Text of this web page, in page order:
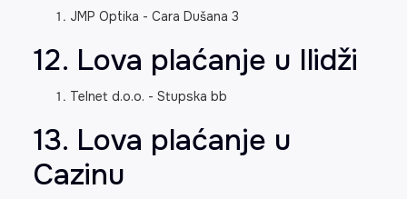
JMP Optika - Cara Dušana 3
12. Lova plaćanje u Ilidži
Telnet d.o.o. - Stupska bb
13. Lova plaćanje u
Cazinu